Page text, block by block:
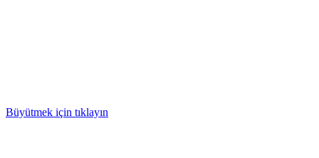
Büyütmek için tıklayın